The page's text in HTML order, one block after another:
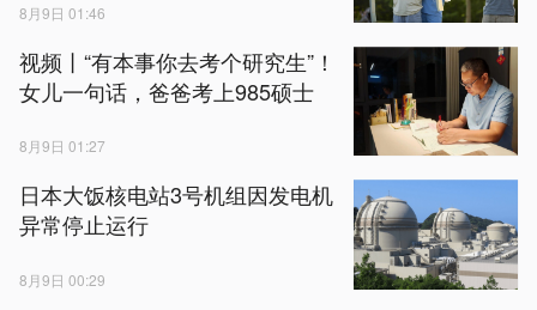
8月9日 01:46
视频丨“有本事你去考个研究生”！
女儿一句话，爸爸考上985硕士
8月9日 01:27
日本大饭核电站3号机组因发电机
异常停止运行
8月9日 00:29